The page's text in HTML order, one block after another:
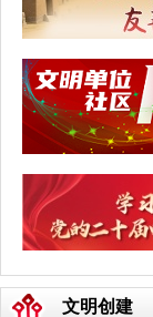
文明创建